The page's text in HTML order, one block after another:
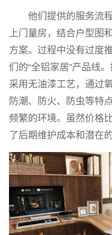
他们提供的服务流
上门量房，结合户型图
方案。过程中没有过度
们的“全铝家居”产品线
采用无油漆工艺，通过
防潮、防火、防虫等特
频繁的环境。虽然价格
了后期维护成本和潜在